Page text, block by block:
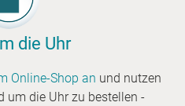
die Uhr
Online-Shop an und nutzen
um die Uhr zu bestellen -